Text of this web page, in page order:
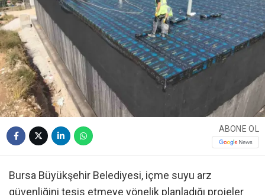
ABONE OL
Bursa Büyükşehir Belediyesi, içme suyu arz
güvenliğini tesis etmeye yönelik planladığı projeler